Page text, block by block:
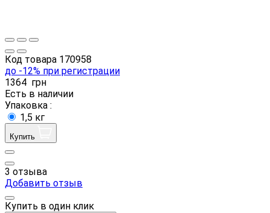
Код товара 170958
до -12% при регистрации
1364 грн
Есть в наличии
Упаковка :
1,5 кг
Купить
3 отзыва
Добавить отзыв
Купить в один клик